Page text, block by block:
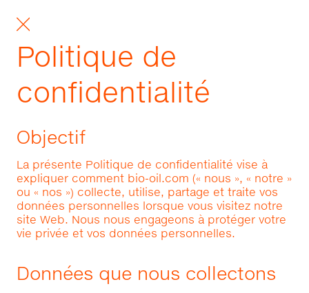
Politique de
confidentialité
Objectif
La présente Politique de confidentialité vise à
expliquer comment bio-oil.com (« nous », « notre »
ou « nos ») collecte, utilise, partage et traite vos
données personnelles lorsque vous visitez notre
site Web. Nous nous engageons à protéger votre
vie privée et vos données personnelles.
Données que nous collectons